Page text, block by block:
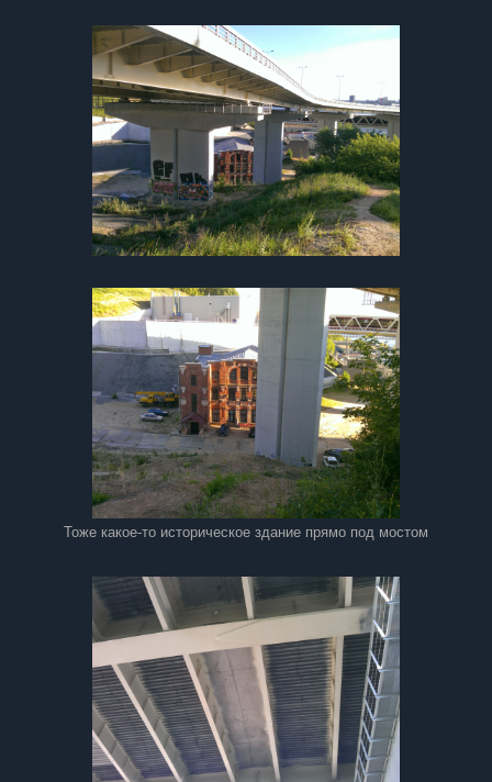
Тоже какое-то историческое здание прямо под мостом